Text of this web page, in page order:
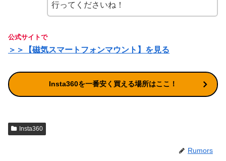
行ってくださいね！
公式サイトで
＞＞【磁気スマートフォンマウント】を見る
Insta360を一番安く買える場所はここ！
Insta360
Rumors